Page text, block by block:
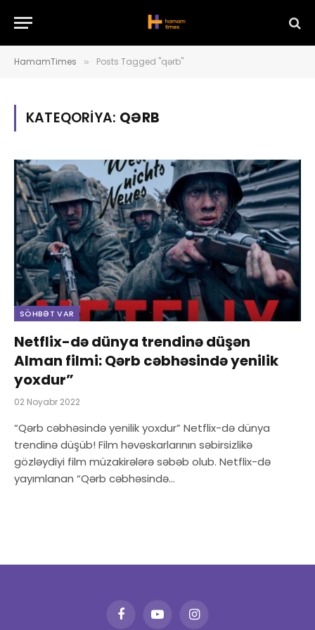
HamamTimes » Posts Tagged "qərb"
KATEQORIYA: QƏRB
SÖHBƏT VAR
Netflix-də dünya trendinə düşən
Alman filmi: Qərb cəbhəsində yenilik
yoxdur”
02 Noyabr 2022
“Qərb cəbhəsində yenilik yoxdur” Netflix-də dünya
trendinə düşüb! Film həvəskarlarının səbirsizlikə
gözləydiyi film müzakirələrə səbəb olub. Netflix-də
yayımlanan “Qərb cəbhəsində…
FacebookYouTubeInstagram